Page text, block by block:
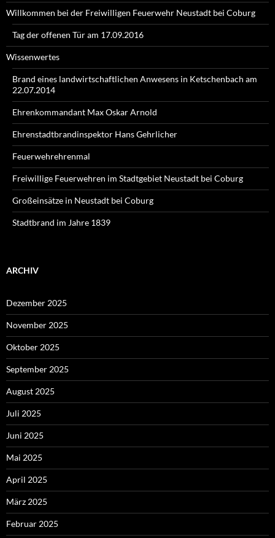
Willkommen bei der Freiwilligen Feuerwehr Neustadt bei Coburg
Tag der offenen Tür am 17.09.2016
Wissenwertes
Brand eines landwirtschaftlichen Anwesens in Ketschenbach am
22.07.2014
Ehrenkommandant Max Oskar Arnold
Ehrenstadtbrandinspektor Hans Gehrlicher
Feuerwehrehrenmal
Freiwillige Feuerwehren im Stadtgebiet Neustadt bei Coburg
Großeinsätze in Neustadt bei Coburg
Stadtbrand im Jahre 1839
ARCHIV
Dezember 2025
November 2025
Oktober 2025
September 2025
August 2025
Juli 2025
Juni 2025
Mai 2025
April 2025
März 2025
Februar 2025